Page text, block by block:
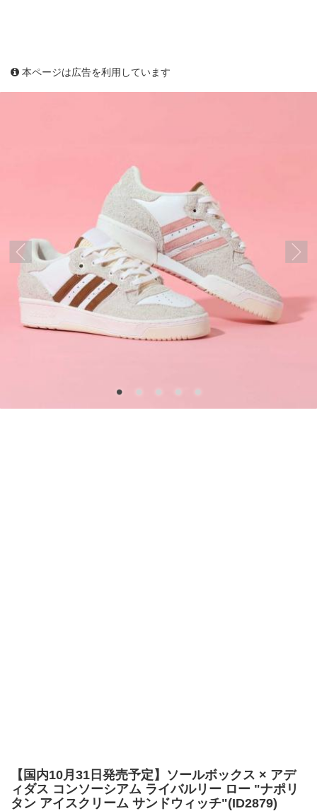
本ページは広告を利用しています
【国内10月31日発売予定】ソールボックス × アデ
ィダス コンソーシアム ライバルリー ロー "ナポリ
タン アイスクリーム サンドウィッチ"(ID2879)